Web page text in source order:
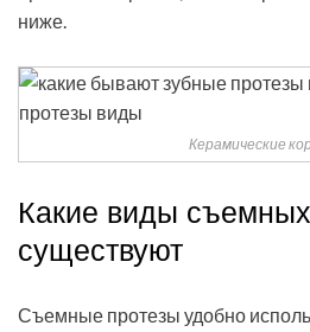
ниже.
Керамические
Какие виды
существуют
Съемные протезы удобно